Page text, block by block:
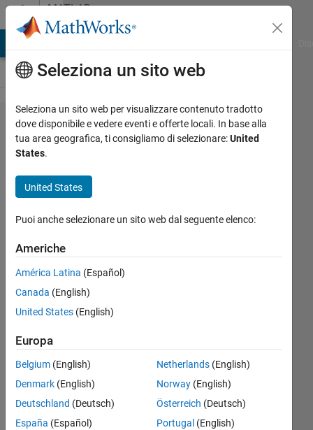
Vai al contenutoMATLAB
Answers
How to
preserve
when
images
Elysi
7 Gen
1
Risposta
Risposta
accettata
Seleziona un sito web
Seleziona un sito web per visualizzare contenuto tradotto
dove disponibile e vedere eventi e offerte locali. In base alla
tua area geografica, ti consigliamo di selezionare:United
States.
United States
Puoi anche selezionare un sito web dal seguente elenco:
Americhe
América Latina (Español)
Canada (English)
United States (English)
Europa
Belgium (English)
Denmark (English)
Deutschland (Deutsch)
España (Español)
Netherlands(English)
Norway(English)
Österreich (Deutsch)
Portugal (English)